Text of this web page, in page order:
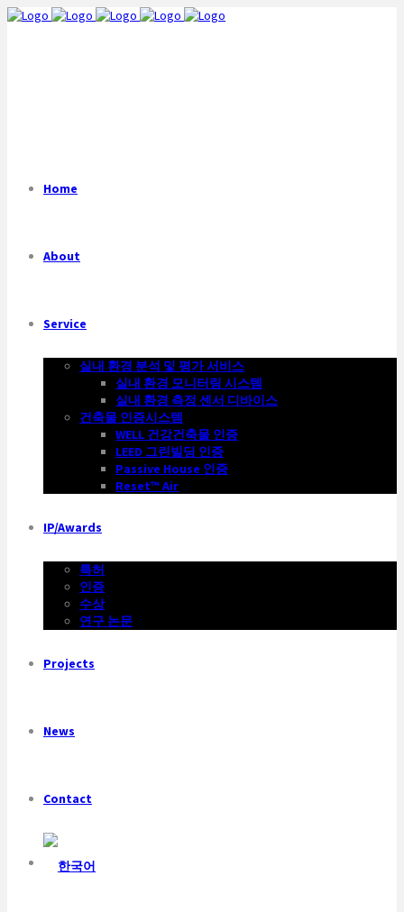
Home
About
Service
실내 환경 분석 및 평가 서비스
실내 환경 모니터링 시스템
실내 환경 측정 센서 디바이스
건축물 인증시스템
WELL 건강건축물 인증
LEED 그린빌딩 인증
Passive House 인증
Reset™ Air
IP/Awards
특허
인증
수상
연구 논문
Projects
News
Contact